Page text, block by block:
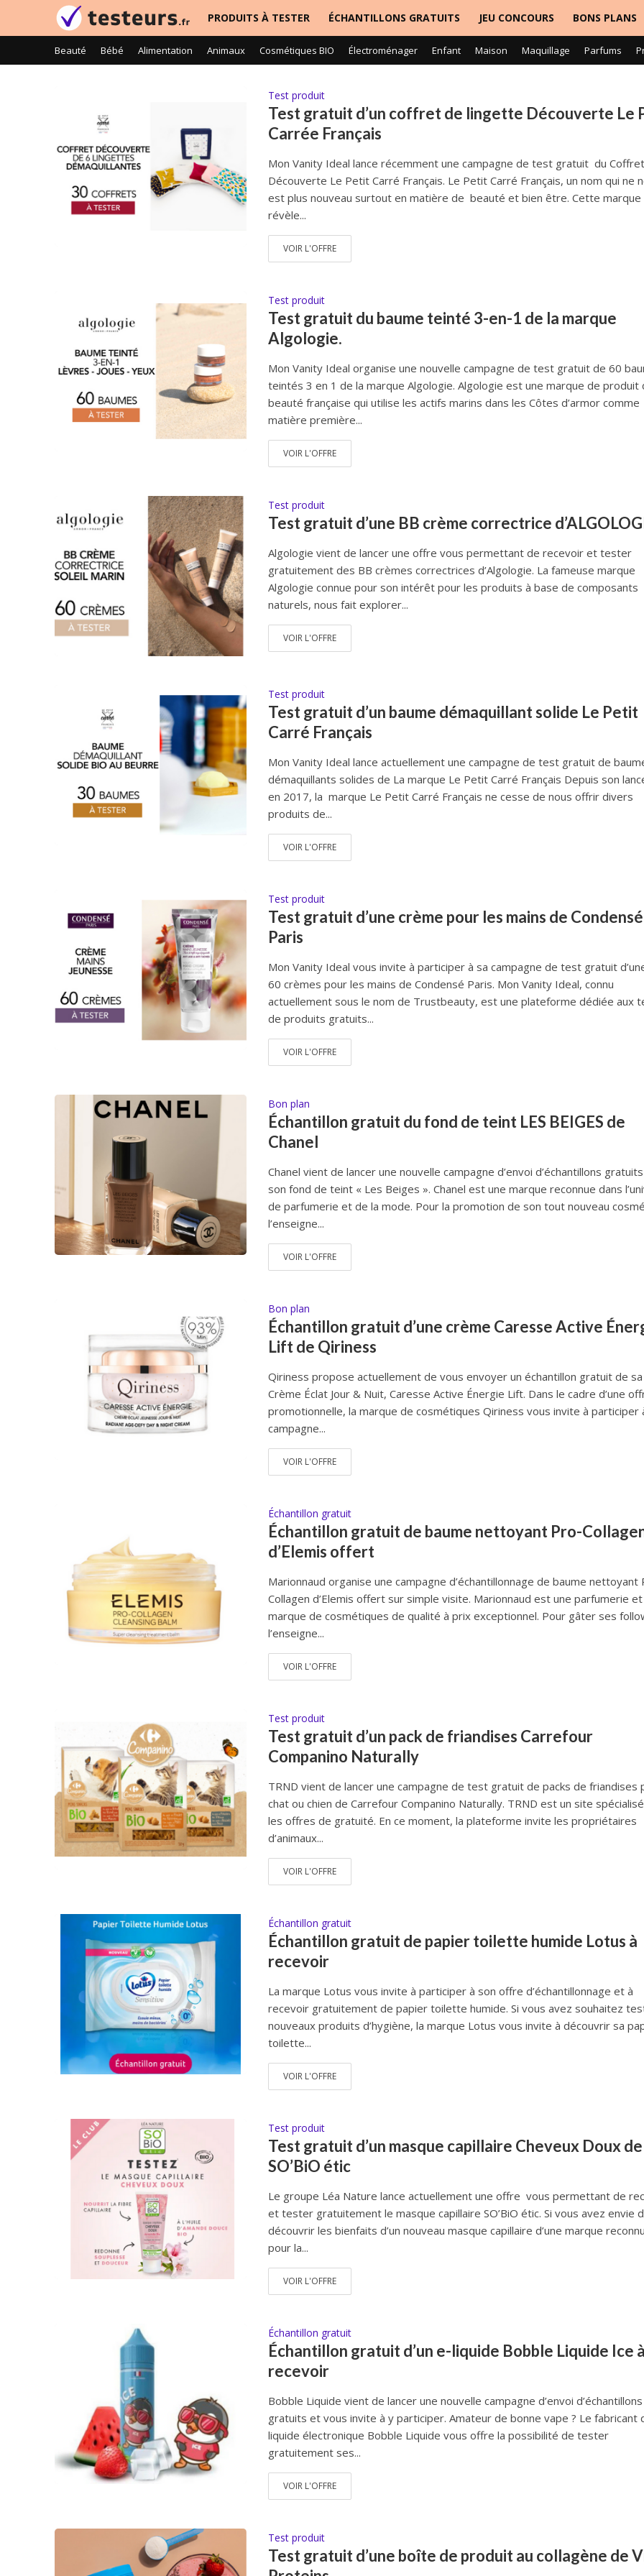
PRODUITS À TESTER ÉCHANTILLONS GRATUITS JEU CONCOURS BONS PLANS
Beauté Bébé Alimentation Animaux Cosmétiques BIO Électroménager Enfant Maison Maquillage Parfums
Test produit
Test gratuit d’un coffret de lingette Découverte Le
Carrée Français
Mon Vanity Ideal lance récemment une campagne de test gratuit du Coffret
Découverte Le Petit Carré Français. Le Petit Carré Français, un nom qui ne
est plus nouveau surtout en matière de beauté et bien être. Cette marque
révèle...
VOIR L'OFFRE
Test produit
Test gratuit du baume teinté 3-en-1 de la marque
Algologie.
Mon Vanity Ideal organise une nouvelle campagne de test gratuit de 60
teintés 3 en 1 de la marque Algologie. Algologie est une marque de produit
beauté française qui utilise les actifs marins dans les Côtes d’armor comme
matière première...
VOIR L'OFFRE
Test produit
Test gratuit d’une BB crème correctrice
Algologie vient de lancer une offre vous permettant de recevoir et tester
gratuitement des BB crèmes correctrices d’Algologie. La fameuse marque
Algologie connue pour son intérêt pour les produits à base de composants
naturels, nous fait explorer...
VOIR L'OFFRE
Test produit
Test gratuit d’un baume démaquillant solide Le Petit
Carré Français
Mon Vanity Ideal lance actuellement une campagne de test gratuit de
démaquillants solides de La marque Le Petit Carré Français Depuis son
en 2017, la marque Le Petit Carré Français ne cesse de nous offrir divers
produits de...
VOIR L'OFFRE
Test produit
Test gratuit d’une crème pour les mains de Condensé
Paris
Mon Vanity Ideal vous invite à participer à sa campagne de test gratuit
60 crèmes pour les mains de Condensé Paris. Mon Vanity Ideal, connu
actuellement sous le nom de Trustbeauty, est une plateforme dédiée aux
de produits gratuits...
VOIR L'OFFRE
Bon plan
Échantillon gratuit du fond de teint LES BEIGES de
Chanel
Chanel vient de lancer une nouvelle campagne d’envoi d’échantillons
son fond de teint « Les Beiges ». Chanel est une marque reconnue dans
de parfumerie et de la mode. Pour la promotion de son tout nouveau
l’enseigne...
VOIR L'OFFRE
Bon plan
Échantillon gratuit d’une crème Caresse Active
Lift de Qiriness
Qiriness propose actuellement de vous envoyer un échantillon gratuit de sa
Crème Éclat Jour & Nuit, Caresse Active Énergie Lift. Dans le cadre d’une
promotionnelle, la marque de cosmétiques Qiriness vous invite à participer
campagne...
VOIR L'OFFRE
Échantillon gratuit
Échantillon gratuit de baume nettoyant Pro-
d’Elemis offert
Marionnaud organise une campagne d’échantillonnage de baume nettoyant
Collagen d’Elemis offert sur simple visite. Marionnaud est une parfumerie et
marque de cosmétiques de qualité à prix exceptionnel. Pour gâter ses
l’enseigne...
VOIR L'OFFRE
Test produit
Test gratuit d’un pack de friandises Carrefour
Companino Naturally
TRND vient de lancer une campagne de test gratuit de packs de friandises
chat ou chien de Carrefour Companino Naturally. TRND est un site
les offres de gratuité. En ce moment, la plateforme invite les propriétaires
d’animaux...
VOIR L'OFFRE
Échantillon gratuit
Échantillon gratuit de papier toilette humide Lotus à
recevoir
La marque Lotus vous invite à participer à son offre d’échantillonnage et à
recevoir gratuitement de papier toilette humide. Si vous avez souhaitez
nouveaux produits d’hygiène, la marque Lotus vous invite à découvrir sa
toilette...
VOIR L'OFFRE
Test produit
Test gratuit d’un masque capillaire Cheveux Doux de
SO’BiO étic
Le groupe Léa Nature lance actuellement une offre vous permettant de
et tester gratuitement le masque capillaire SO’BiO étic. Si vous avez envie
découvrir les bienfaits d’un nouveau masque capillaire d’une marque
pour la...
VOIR L'OFFRE
Échantillon gratuit
Échantillon gratuit d’un e-liquide Bobble Liquide Ice à
recevoir
Bobble Liquide vient de lancer une nouvelle campagne d’envoi d’échantillons
gratuits et vous invite à y participer. Amateur de bonne vape ? Le fabricant
liquide électronique Bobble Liquide vous offre la possibilité de tester
gratuitement ses...
VOIR L'OFFRE
Test produit
Test gratuit d’une boîte de produit au collagène de